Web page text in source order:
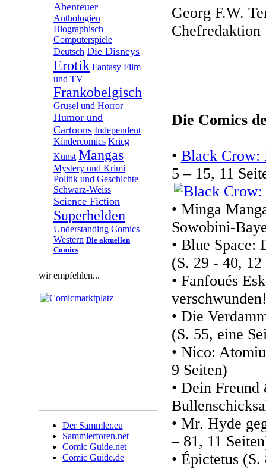
Abenteuer
Anthologien
Biographisch
Computerspiele
Deutsch Die Disneys
Erotik Fantasy Film
und TV
Frankobelgisch
Grusel und Horror
Humor und
Cartoons Independent
Kindercomics Krieg
Kunst Mangas
Mystery und Krimi
Politik und Geschichte
Schwarz-Weiss
Science Fiction
Superhelden
Understanding Comics
Western Die aktuellen
Comics
wir empfehlen...
Der Sammler.eu
Sammlerforen.net
Comic Guide.net
Comic Guide.de
Georg F.W.
Chefredaktion
Die Comics
• Black Crow:
5 – 15, 11
• Minga
Sowobini-
• Blue Space:
(S. 29 - 40, 12
• Fanfoués
• Die
(S. 55, eine
• Nico:
9 Seiten)
• Dein
• Mr. Hyde
– 81, 11
• Épictetus